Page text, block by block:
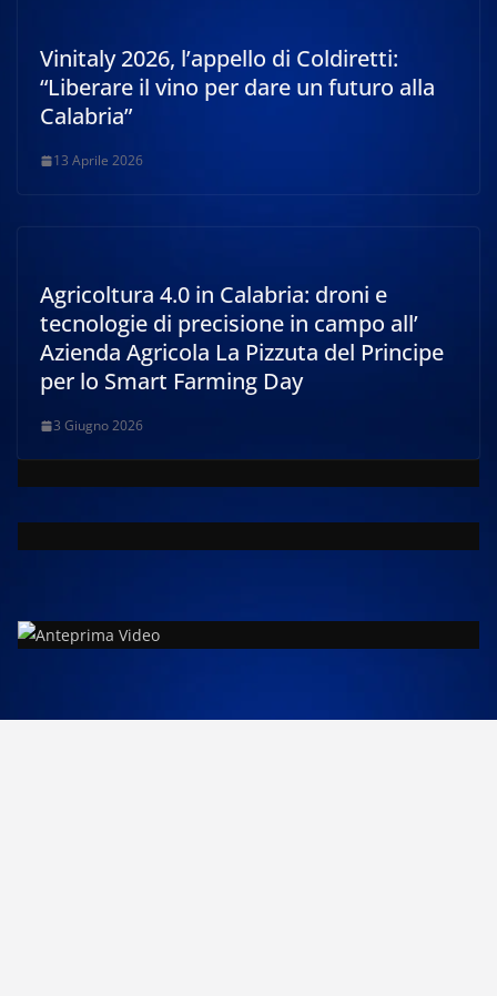
Vinitaly 2026, l’appello di Coldiretti:
“Liberare il vino per dare un futuro alla
Calabria”
13 Aprile 2026
Agricoltura 4.0 in Calabria: droni e
tecnologie di precisione in campo all’
Azienda Agricola La Pizzuta del Principe
per lo Smart Farming Day
3 Giugno 2026